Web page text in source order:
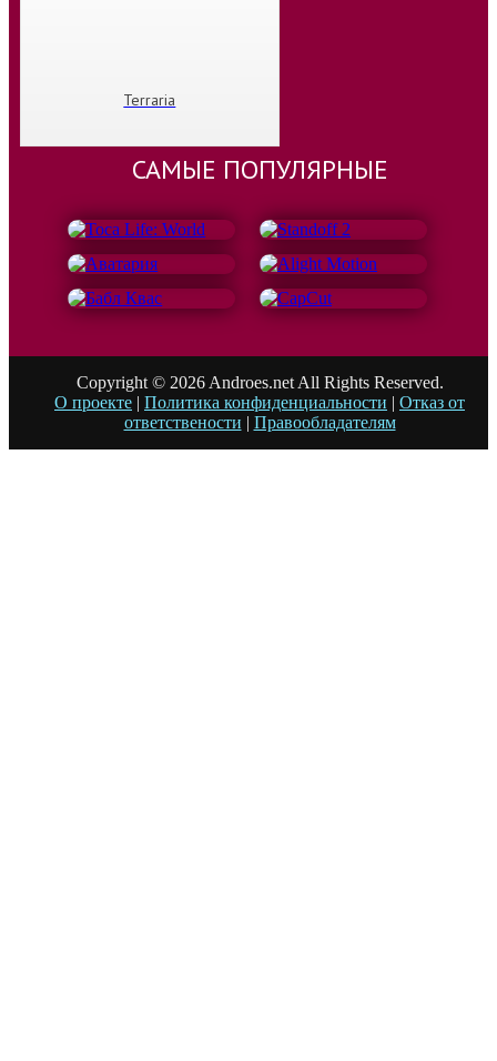
Terraria
САМЫЕ ПОПУЛЯРНЫЕ
Copyright © 2026 Androes.net All Rights Reserved.
О проекте | Политика конфиденциальности | Отказ от
ответствености | Правообладателям